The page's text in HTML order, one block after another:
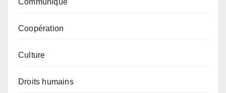
Communiqué
Coopération
Culture
Droits humains